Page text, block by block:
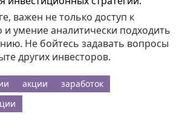
важен не только доступ к
умение аналитически подходить
Не бойтесь задавать вопросы
других инвесторов.
акции
заработок